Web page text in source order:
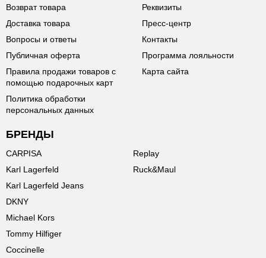
Возврат товара
Доставка товара
Вопросы и ответы
Публичная оферта
Правила продажи товаров с
помощью подарочных карт
Политика обработки
персональных данных
Реквизиты
Пресс-центр
Контакты
Программа лояльности
Карта сайта
БРЕНДЫ
CARPISA
Karl Lagerfeld
Karl Lagerfeld Jeans
DKNY
Michael Kors
Tommy Hilfiger
Coccinelle
Replay
Ruck&Maul